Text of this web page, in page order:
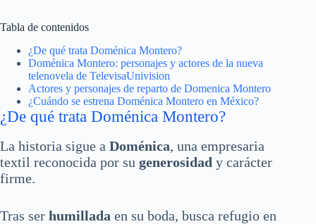
Tabla de contenidos
¿De qué trata Doménica Montero?
Doménica Montero: personajes y actores de la nueva
telenovela de TelevisaUnivision
Actores y personajes de reparto de Domenica Montero
¿Cuándo se estrena Doménica Montero en México?
¿De qué trata Doménica Montero?
La historia sigue a Doménica, una empresaria
textil reconocida por su generosidad y carácter
firme.
Tras ser humillada en su boda, busca refugio en